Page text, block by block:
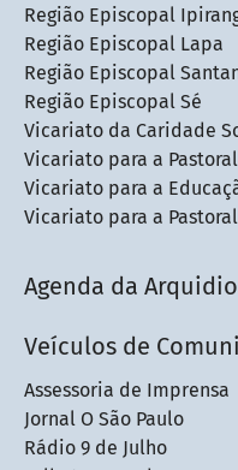
Região Episcopal
Região Episcopal Lapa
Região Episcopal
Região Episcopal Sé
Vicariato da Caridade
Vicariato para a
Vicariato para a
Vicariato para a
Agenda da
Veículos de
Assessoria de Imprensa
Jornal O São Paulo
Rádio 9 de Julho